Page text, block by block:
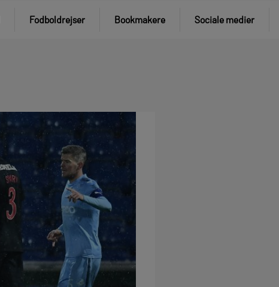
Fodboldrejser Bookmakere Sociale medier